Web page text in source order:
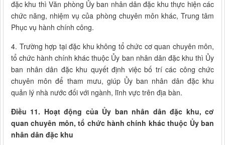
đặc khu thì Văn phòng Ủy ban nhân dân đặc khu thực hiện các
chức năng, nhiệm vụ của phòng chuyên môn khác, Trung tâm
Phục vụ hành chính công.
4. Trường hợp tại đặc khu không tổ chức cơ quan chuyên môn,
tổ chức hành chính khác thuộc Ủy ban nhân dân đặc khu thì Ủy
ban nhân dân đặc khu quyết định việc bố trí các công chức
chuyên môn để tham mưu, giúp Ủy ban nhân dân đặc khu
quản lý nhà nước đối với ngành, lĩnh vực trên địa bàn.
Điều 11. Hoạt động của Ủy ban nhân dân đặc khu, cơ
quan chuyên môn, tổ chức hành chính khác thuộc Ủy ban
nhân dân đặc khu